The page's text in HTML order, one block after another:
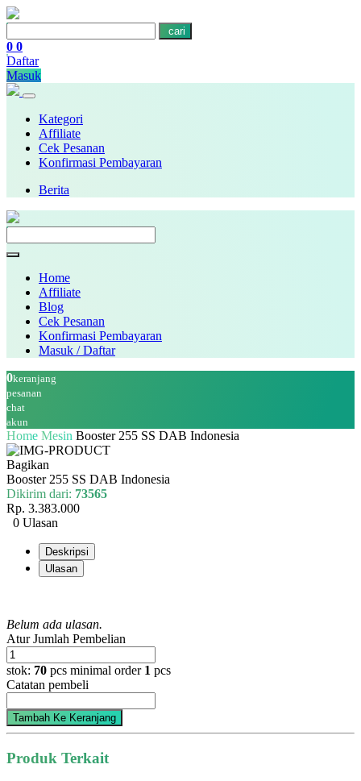
cari
0 0
Daftar
Masuk
Kategori
Affiliate
Cek Pesanan
Konfirmasi Pembayaran
Berita
Home
Affiliate
Blog
Cek Pesanan
Konfirmasi Pembayaran
Masuk / Daftar
0keranjang
pesanan
chat
akun
Home Mesin Booster 255 SS DAB Indonesia
Bagikan
Booster 255 SS DAB Indonesia
Dikirim dari: 73565
Rp. 3.383.000
0 Ulasan
Deskripsi
Ulasan
Belum ada ulasan.
Atur Jumlah Pembelian
stok: 70 pcs minimal order 1 pcs
Catatan pembeli
Tambah Ke Keranjang
Produk Terkait